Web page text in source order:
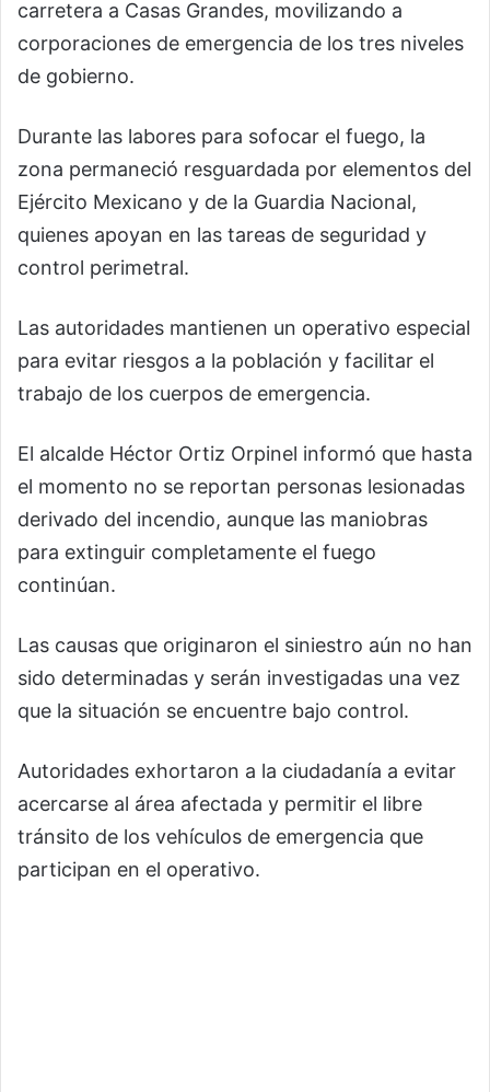
carretera a Casas Grandes, movilizando a
corporaciones de emergencia de los tres niveles
de gobierno.
Durante las labores para sofocar el fuego, la
zona permaneció resguardada por elementos del
Ejército Mexicano y de la Guardia Nacional,
quienes apoyan en las tareas de seguridad y
control perimetral.
Las autoridades mantienen un operativo especial
para evitar riesgos a la población y facilitar el
trabajo de los cuerpos de emergencia.
El alcalde Héctor Ortiz Orpinel informó que hasta
el momento no se reportan personas lesionadas
derivado del incendio, aunque las maniobras
para extinguir completamente el fuego
continúan.
Las causas que originaron el siniestro aún no han
sido determinadas y serán investigadas una vez
que la situación se encuentre bajo control.
Autoridades exhortaron a la ciudadanía a evitar
acercarse al área afectada y permitir el libre
tránsito de los vehículos de emergencia que
participan en el operativo.